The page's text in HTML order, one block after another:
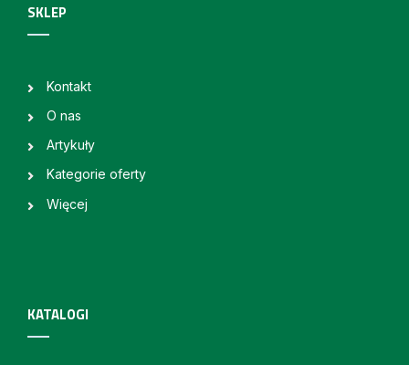
SKLEP
Kontakt
O nas
Artykuły
Kategorie oferty
Więcej
KATALOGI